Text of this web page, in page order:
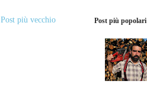
Post più vecchio Post più popolari